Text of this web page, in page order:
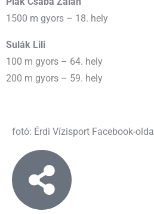
1500 m gyors – 18. hely
Sulák Lili
100 m gyors – 64. hely
200 m gyors – 59. hely
fotó: Érdi Vízisport Facebook-oldal